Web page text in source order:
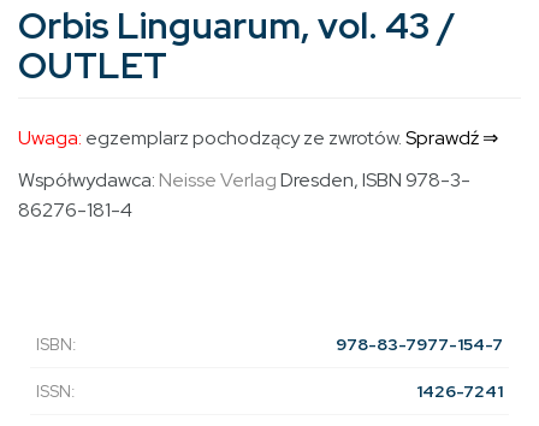
Orbis Linguarum, vol. 43 /
OUTLET
Uwaga: egzemplarz pochodzący ze zwrotów.Sprawdź ⇒
Współwydawca: Neisse VerlagDresden, ISBN 978-3-
86276-181-4
ISBN: 978-83-7977-154-7
ISSN: 1426-7241